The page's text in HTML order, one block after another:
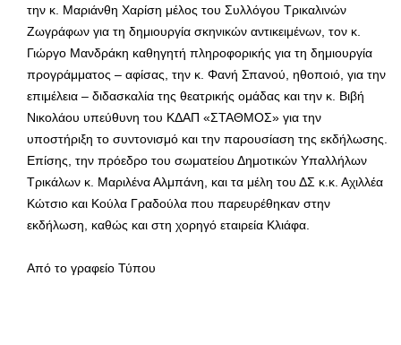
την κ. Μαριάνθη Χαρίση μέλος του Συλλόγου Τρικαλινών
Ζωγράφων για τη δημιουργία σκηνικών αντικειμένων, τον κ.
Γιώργο Μανδράκη καθηγητή πληροφορικής για τη δημιουργία
προγράμματος – αφίσας, την κ. Φανή Σπανού, ηθοποιό, για την
επιμέλεια – διδασκαλία της θεατρικής ομάδας και την κ. Βιβή
Νικολάου υπεύθυνη του ΚΔΑΠ «ΣΤΑΘΜΟΣ» για την
υποστήριξη το συντονισμό και την παρουσίαση της εκδήλωσης.
Επίσης, την πρόεδρο του σωματείου Δημοτικών Yπαλλήλων
Τρικάλων κ. Μαριλένα Αλμπάνη, και τα μέλη του ΔΣ κ.κ. Αχιλλέα
Κώτσιο και Κούλα Γραδούλα που παρευρέθηκαν στην
εκδήλωση, καθώς και στη χορηγό εταιρεία Κλιάφα.
Από το γραφείο Τύπου